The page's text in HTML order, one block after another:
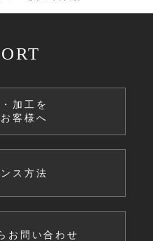
加工を
客様へ
ス方法
お問い合わせ